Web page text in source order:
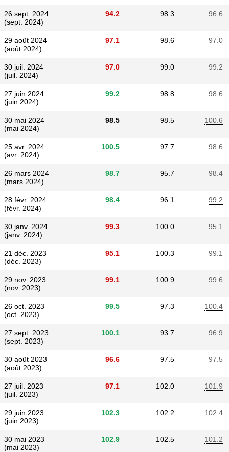
26 sept. 2024
(sept. 2024)
94.2 98.3 96.6
29 août 2024
(août 2024)
97.1 98.6 97.0
30 juil. 2024
(juil. 2024)
97.0 99.0 99.2
27 juin 2024
(juin 2024)
99.2 98.8 98.6
30 mai 2024
(mai 2024)
98.5 98.5 100.6
25 avr. 2024
(avr. 2024)
100.5 97.7 98.6
26 mars 2024
(mars 2024)
98.7 95.7 98.4
28 févr. 2024
(févr. 2024)
98.4 96.1 99.2
30 janv. 2024
(janv. 2024)
99.3 100.0 95.1
21 déc. 2023
(déc. 2023)
95.1 100.3 99.1
29 nov. 2023
(nov. 2023)
99.1 100.9 99.6
26 oct. 2023
(oct. 2023)
99.5 97.3 100.4
27 sept. 2023
(sept. 2023)
100.1 93.7 96.9
30 août 2023
(août 2023)
96.6 97.5 97.5
27 juil. 2023
(juil. 2023)
97.1 102.0 101.9
29 juin 2023
(juin 2023)
102.3 102.2 102.4
30 mai 2023
(mai 2023)
102.9 102.5 101.2